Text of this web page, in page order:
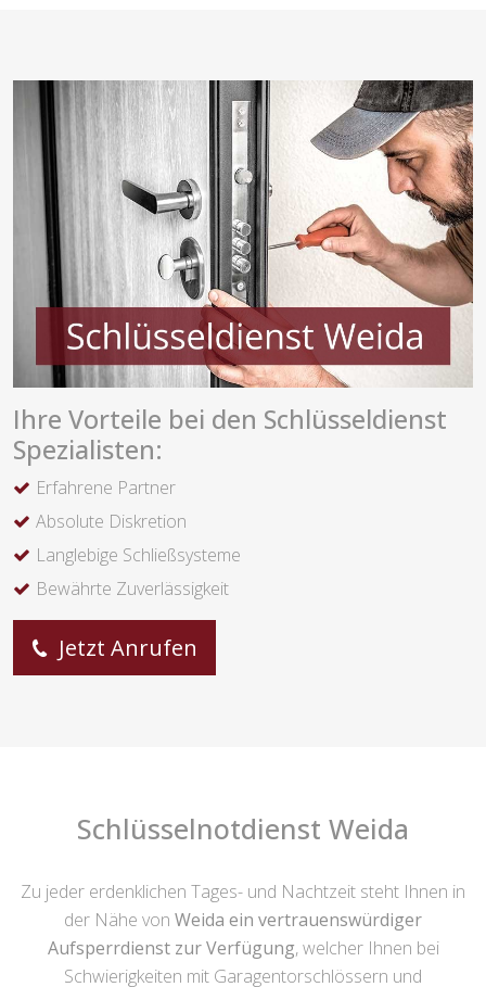
Ihre Vorteile bei den Schlüsseldienst
Spezialisten:
Erfahrene Partner
Absolute Diskretion
Langlebige Schließsysteme
Bewährte Zuverlässigkeit
Jetzt Anrufen
Schlüsselnotdienst Weida
Zu jeder erdenklichen Tages- und Nachtzeit steht Ihnen in
der Nähe von Weida ein vertrauenswürdiger
Aufsperrdienst zur Verfügung, welcher Ihnen bei
Schwierigkeiten mit Garagentorschlössern und